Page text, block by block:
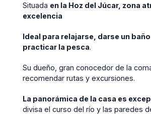
Situada en la Hoz del Júcar, zona
excelencia
Ideal para relajarse, darse un
practicar la pesca.
Su dueño, gran conocedor de la
recomendar rutas y excursiones.
La panorámica de la casa es
divisa el curso del río y las paredes